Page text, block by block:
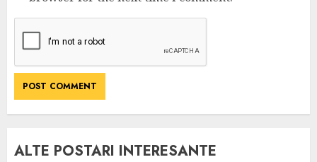
ALTE POSTARI INTERESANTE